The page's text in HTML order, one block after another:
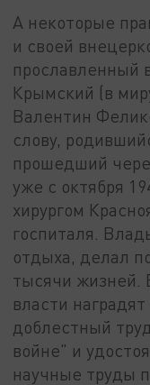
А некоторые
и своей
прославленный
Крымский (в
Валентин
слову,
прошедший
уже с октября
хирургом
госпиталя.
отдыха, делал
тысячи жизней.
власти
доблестный
войне" и
научные труды